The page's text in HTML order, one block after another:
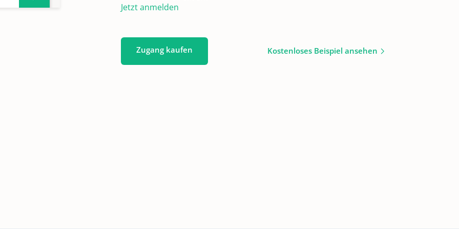
Jetzt anmelden
Zugang kaufen Kostenloses Beispiel ansehen